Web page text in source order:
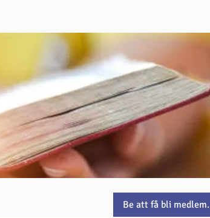
Be att få bli medlem.